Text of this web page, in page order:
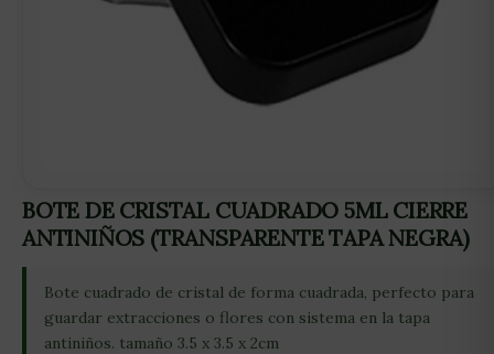
BOTE DE CRISTAL CUADRADO 5ML CIERRE
ANTINIÑOS (TRANSPARENTE TAPA NEGRA)
Bote cuadrado de cristal de forma cuadrada, perfecto para
guardar extracciones o flores con sistema en la tapa
antiniños. tamaño 3.5 x 3.5 x 2cm